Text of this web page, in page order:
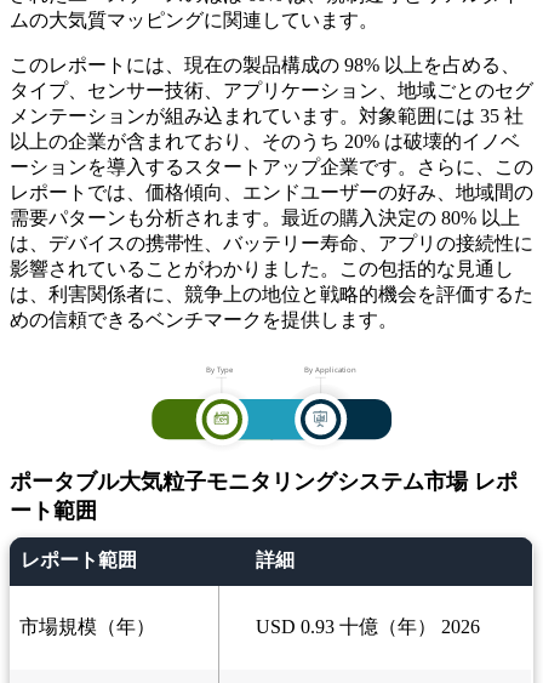
ムの大気質マッピングに関連しています。
このレポートには、現在の製品構成の 98% 以上を占める、
タイプ、センサー技術、アプリケーション、地域ごとのセグ
メンテーションが組み込まれています。対象範囲には 35 社
以上の企業が含まれており、そのうち 20% は破壊的イノベ
ーションを導入するスタートアップ企業です。さらに、この
レポートでは、価格傾向、エンドユーザーの好み、地域間の
需要パターンも分析されます。最近の購入決定の 80% 以上
は、デバイスの携帯性、バッテリー寿命、アプリの接続性に
影響されていることがわかりました。この包括的な見通し
は、利害関係者に、競争上の地位と戦略的機会を評価するた
めの信頼できるベンチマークを提供します。
ポータブル大気粒子モニタリングシステム市場 レポ
ート範囲
レポート範囲 詳細
市場規模（年） USD 0.93 十億（年） 2026